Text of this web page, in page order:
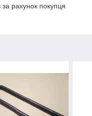
рахунок покупця